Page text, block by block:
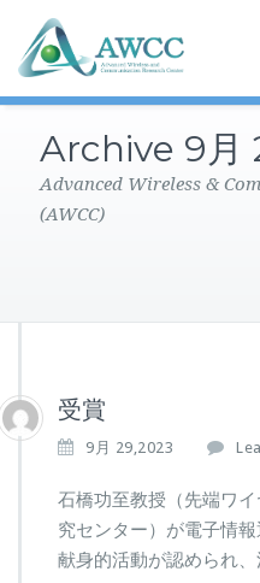
Archive 9月
Advanced Wireless &
(AWCC)
受賞
9月 29,2023
石橋功至教授（先端ワ
究センター）が電子情
献身的活動が認められ、